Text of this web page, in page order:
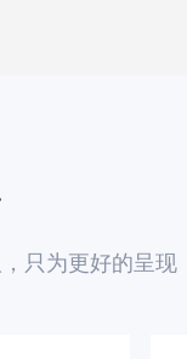
只为更好的呈现